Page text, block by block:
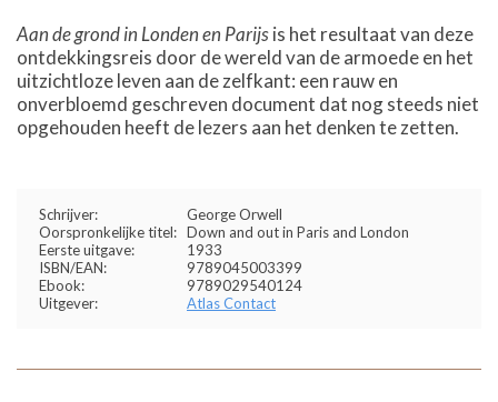
Aan de grond in Londen en Parijsis het resultaat van deze
ontdekkingsreis door de wereld van de armoede en het
uitzichtloze leven aan de zelfkant: een rauw en
onverbloemd geschreven document dat nog steeds niet
opgehouden heeft de lezers aan het denken te zetten.
Schrijver:
George Orwell
Oorspronkelijke titel: Down and out in Paris and London
Eerste uitgave:
1933
ISBN/EAN:
9789045003399
Ebook:
9789029540124
Uitgever:
Atlas Contact